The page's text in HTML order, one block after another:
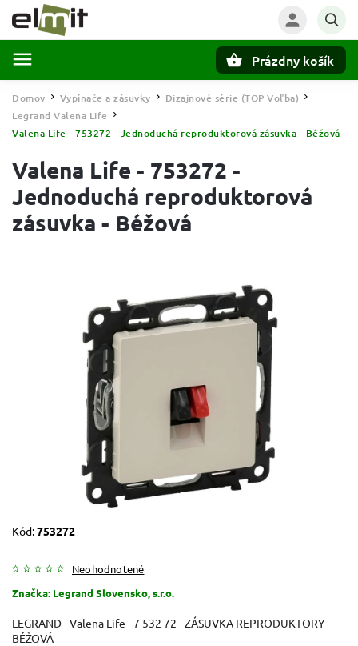
Prázdny košík
Domov / Vypínače a zásuvky / Dizajnové série (TOP Voľba) /
Legrand Valena Life /
Valena Life - 753272 - Jednoduchá reproduktorová zásuvka - Béžová
Valena Life - 753272 -
Jednoduchá reproduktorová
zásuvka - Béžová
Kód:753272
Neohodnotené
Značka: Legrand Slovensko, s.r.o.
LEGRAND - Valena Life - 7 532 72 - ZÁSUVKA REPRODUKTORY
BÉŽOVÁ